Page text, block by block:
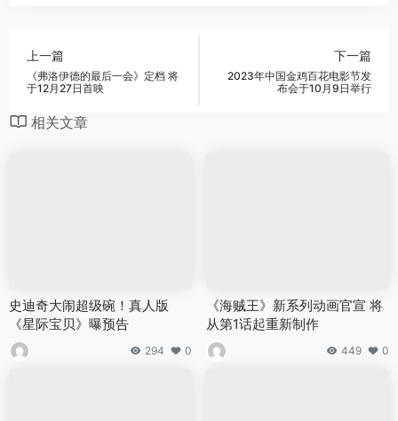
上一篇
《弗洛伊德的最后一会》定档 将
于12月27日首映
下一篇
2023年中国金鸡百花电影节发
布会于10月9日举行
相关文章
史迪奇大闹超级碗！真人版
《星际宝贝》曝预告
294 0
《海贼王》新系列动画官宣 将
从第1话起重新制作
449 0